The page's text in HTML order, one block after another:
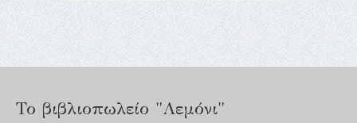
Το βιβλιοπωλείο "Λεμόνι"